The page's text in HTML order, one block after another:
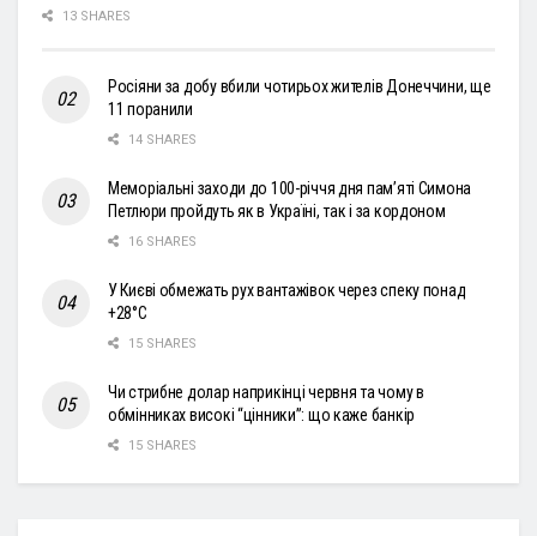
13 SHARES
Росіяни за добу вбили чотирьох жителів Донеччини, ще
11 поранили
14 SHARES
Меморіальні заходи до 100-річчя дня пам’яті Симона
Петлюри пройдуть як в Україні, так і за кордоном
16 SHARES
У Києві обмежать рух вантажівок через спеку понад
+28°С
15 SHARES
Чи стрибне долар наприкінці червня та чому в
обмінниках високі “цінники”: що каже банкір
15 SHARES